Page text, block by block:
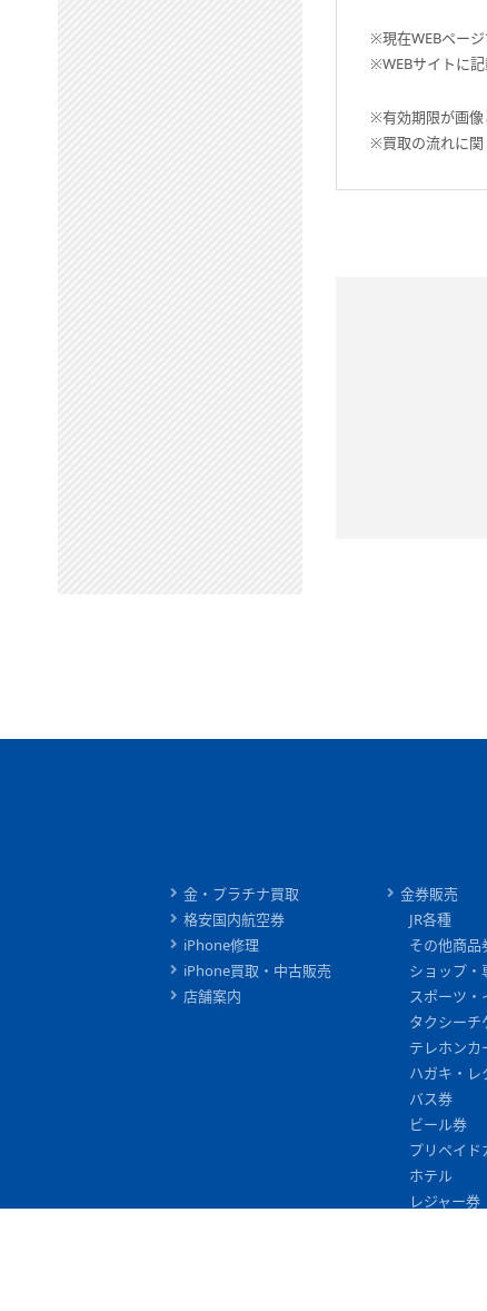
※現在WEBペー
※WEBサイトに
※有効期限が画像
※買取の流れに関
金・プラチナ買取
格安国内航空券
iPhone修理
iPhone買取・中古販売
店舗案内
金券販売
JR各種
その他商品
ショップ・
スポーツ・
タクシーチ
テレホンカ
ハガキ・レ
バス券
ビール券
プリペイド
ホテル
レジャー券